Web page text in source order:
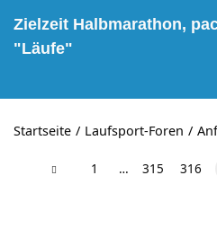
Zielzeit Halbmarathon,
"Läufe"
Startseite Laufsport-Foren
1 … 315 316